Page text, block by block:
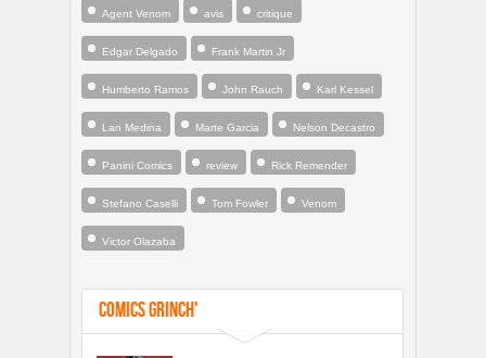
Agent Venom avis critique
Edgar Delgado Frank Martin Jr
Humberto Ramos John Rauch Karl Kessel
Lan Medina Marte Garcia Nelson Decastro
Panini Comics review Rick Remender
Stefano Caselli Tom Fowler Venom
Victor Olazaba
Comics Grinch'